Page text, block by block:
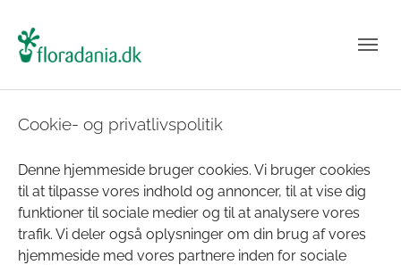
Cookie- og privatlivspolitik
Denne hjemmeside bruger cookies. Vi bruger cookies
til at tilpasse vores indhold og annoncer, til at vise dig
funktioner til sociale medier og til at analysere vores
trafik. Vi deler også oplysninger om din brug af vores
hjemmeside med vores partnere inden for sociale